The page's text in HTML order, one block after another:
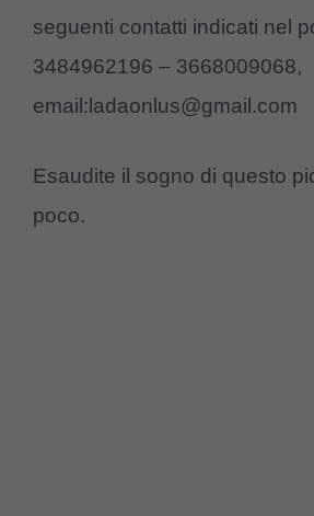
seguenti contatti indicati nel
3484962196 – 3668009068,
email:ladaonlus@gmail.com
Esaudite il sogno di questo
poco.